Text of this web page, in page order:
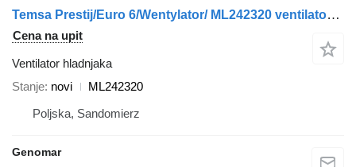
Temsa Prestij/Euro 6/Wentylator/ ML242320 ventilator hladnjaka za autobusa
Cena na upit
Ventilator hladnjaka
Stanje novi
ML242320
Poljska, Sandomierz
Genomar